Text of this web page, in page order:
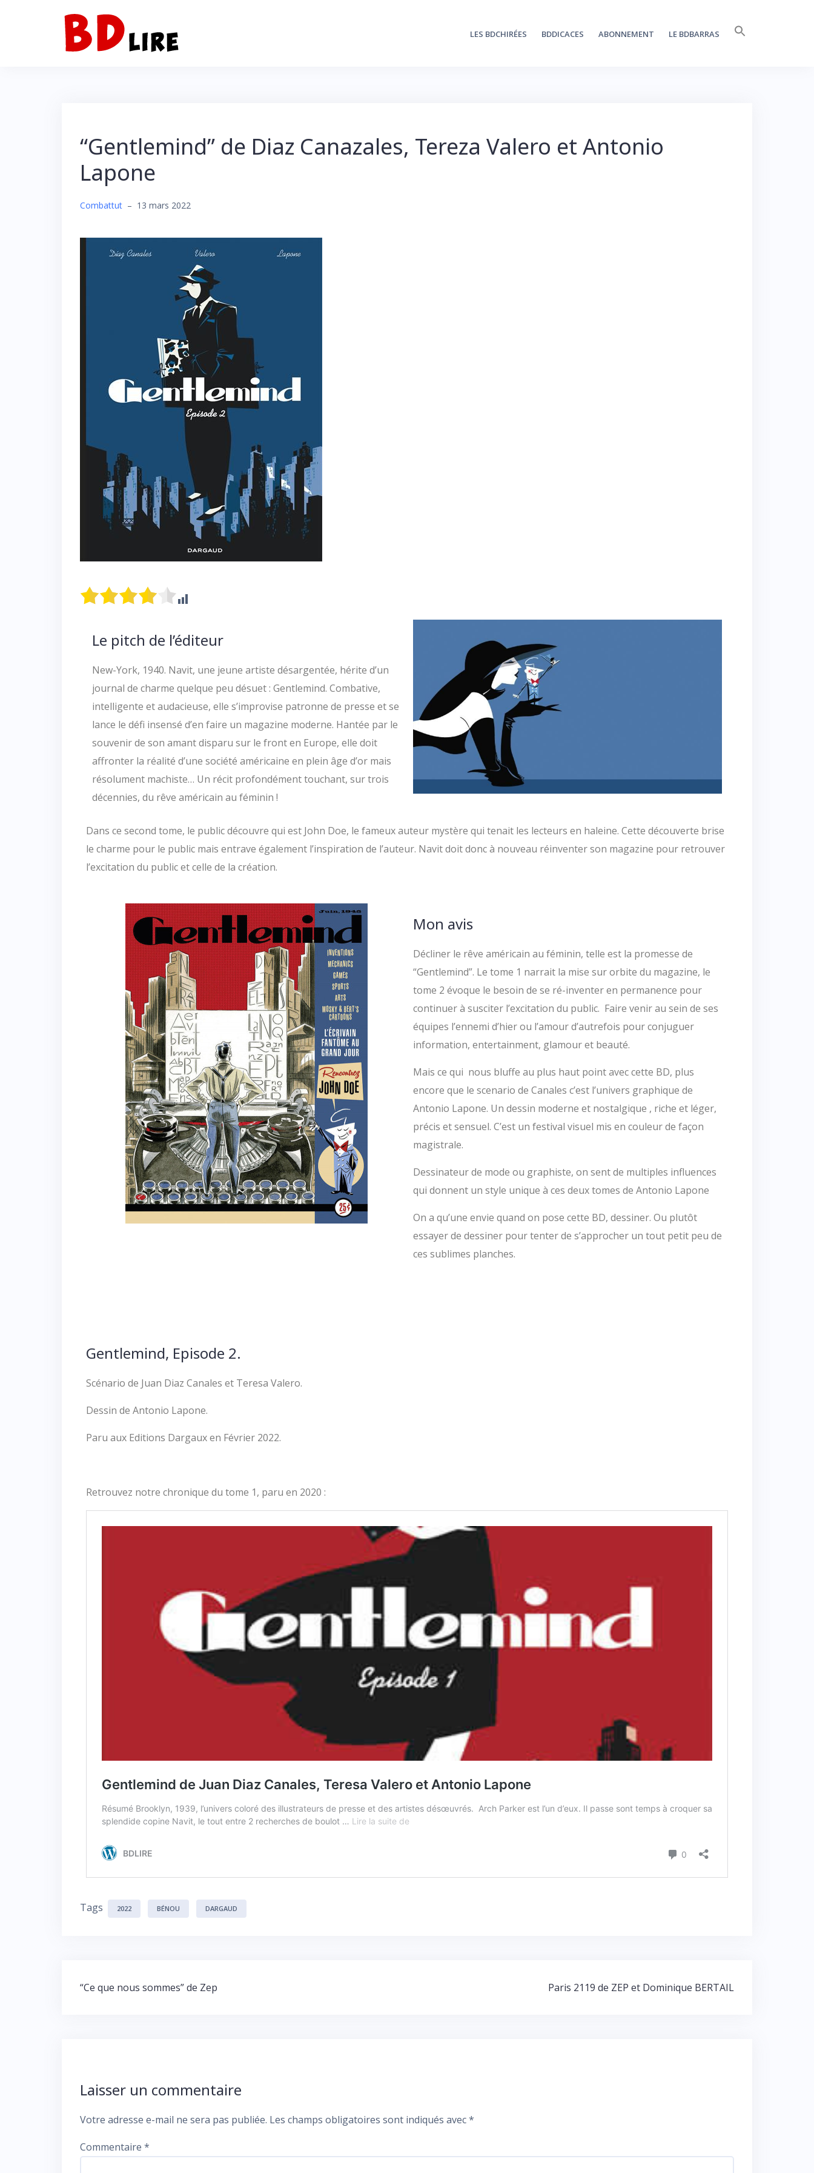
LES BDCHIRÉES BDDICACES ABONNEMENT LE BDBARRAS
“Gentlemind” de Diaz Canazales, Tereza Valero et Antonio
Lapone
Combattut – 13 mars 2022
Le pitch de l’éditeur
New-York, 1940. Navit, une jeune artiste désargentée, hérite d’un
journal de charme quelque peu désuet : Gentlemind. Combative,
intelligente et audacieuse, elle s’improvise patronne de presse et se
lance le défi insensé d’en faire un magazine moderne. Hantée par le
souvenir de son amant disparu sur le front en Europe, elle doit
affronter la réalité d’une société américaine en plein âge d’or mais
résolument machiste… Un récit profondément touchant, sur trois
décennies, du rêve américain au féminin !
Dans ce second tome, le public découvre qui est John Doe, le fameux auteur mystère qui tenait les lecteurs en haleine. Cette découverte brise
le charme pour le public mais entrave également l’inspiration de l’auteur. Navit doit donc à nouveau réinventer son magazine pour retrouver
l’excitation du public et celle de la création.
Mon avis
Décliner le rêve américain au féminin, telle est la promesse de
“Gentlemind”. Le tome 1 narrait la mise sur orbite du magazine, le
tome 2 évoque le besoin de se ré-inventer en permanence pour
continuer à susciter l’excitation du public. Faire venir au sein de ses
équipes l’ennemi d’hier ou l’amour d’autrefois pour conjuguer
information, entertainment, glamour et beauté.
Mais ce qui nous bluffe au plus haut point avec cette BD, plus
encore que le scenario de Canales c’est l’univers graphique de
Antonio Lapone. Un dessin moderne et nostalgique , riche et léger,
précis et sensuel. C’est un festival visuel mis en couleur de façon
magistrale.
Dessinateur de mode ou graphiste, on sent de multiples influences
qui donnent un style unique à ces deux tomes de Antonio Lapone
On a qu’une envie quand on pose cette BD, dessiner. Ou plutôt
essayer de dessiner pour tenter de s’approcher un tout petit peu de
ces sublimes planches.
Gentlemind, Episode 2.
Scénario de Juan Diaz Canales et Teresa Valero.
Dessin de Antonio Lapone.
Paru aux Editions Dargaux en Février 2022.
Retrouvez notre chronique du tome 1, paru en 2020 :
Tags 2022 BÉNOU DARGAUD
“Ce que nous sommes” de Zep Paris 2119 de ZEP et Dominique BERTAIL
Laisser un commentaire
Votre adresse e-mail ne sera pas publiée. Les champs obligatoires sont indiqués avec*
Commentaire *